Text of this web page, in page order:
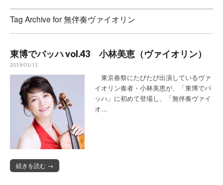
Tag Archive for 無伴奏ヴァイオリン
東博でバッハ vol.43 小林美恵（ヴァイオリン）
2019/01/11
東京春祭にたびたび出演しているヴァ
イオリン奏者・小林美恵が、「東博でバ
ッハ」に初めて登場し、「無伴奏ヴァイ
オ…
続きを読む →